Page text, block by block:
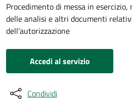
Procedimento di messa in
delle analisi e altri documenti
dell’autorizzazione
Accedi al servizio
Condividi